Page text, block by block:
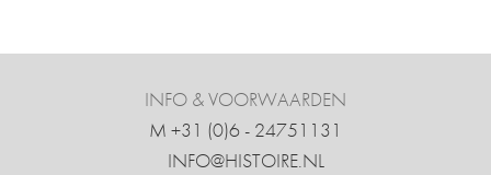
INFO & VOORWAARDEN
M +31 ‍(0)6 - 24751131
INFO@HISTOIRE.NL